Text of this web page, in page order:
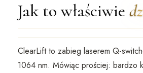
Jak to właściwie
ClearLift to zabieg laserem Q-
1064 nm. Mówiąc prościej: bardzo